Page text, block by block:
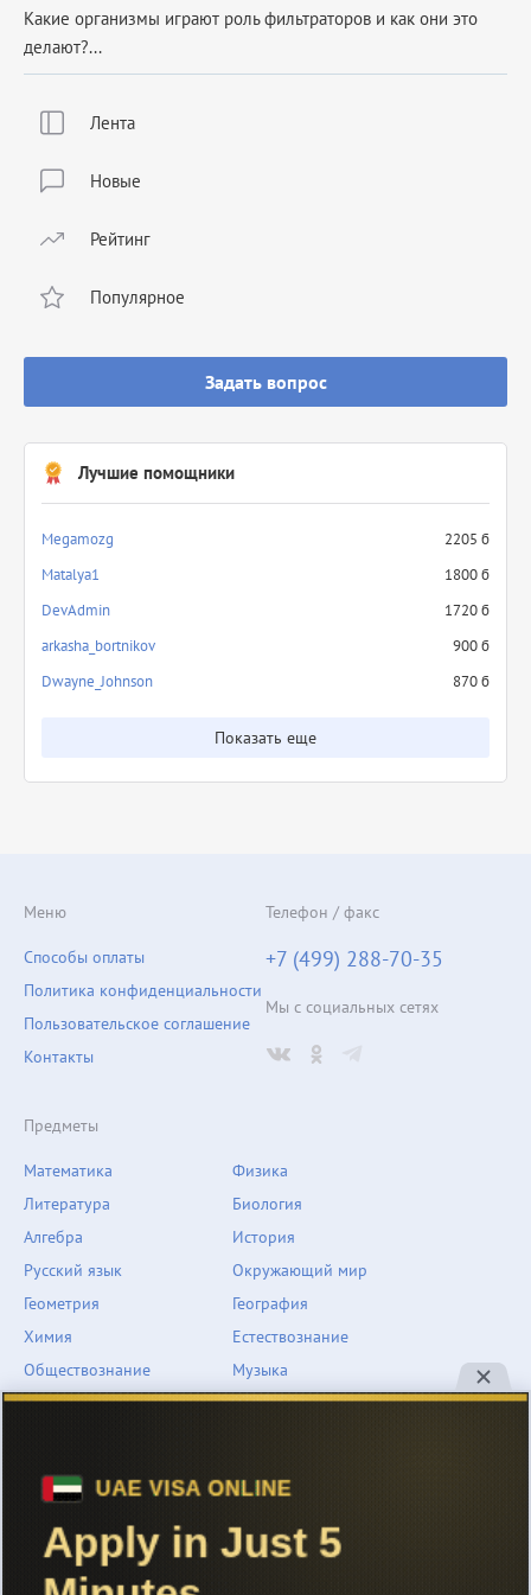
Лента
Новые
Рейтинг
Популярное
Задать вопрос
Лучшие помощники
Megamozg
2205 б
Matalya1
1800 б
DevAdmin
1720 б
arkasha_bortnikov
900 б
Dwayne_Johnson
870 б
Показать еще
Какие ор­га­низ­мы иг­ра­ют роль филь­тра­то­ров и как они это
де­ла­ют?...
Предметы
Математика
Литература
Алгебра
Русский язык
Геометрия
Химия
Физика
Биология
История
Окружающий мир
География
Естествознание
Обществознание
Английский язык
Информатика
Человек и мир
Музыка
ОБЖ
Меню
Способы оплаты
Политика конфиденциальности
Пользовательское соглашение
Контакты
Телефон / факс
+7 (499) 288-70-35
Мы с социальных сетях